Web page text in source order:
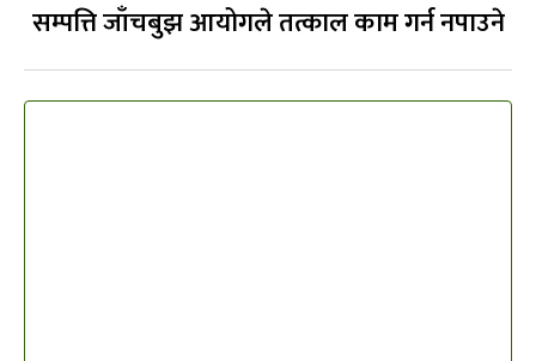
सम्पत्ति जाँचबुझ आयोगले तत्काल काम गर्न नपाउने